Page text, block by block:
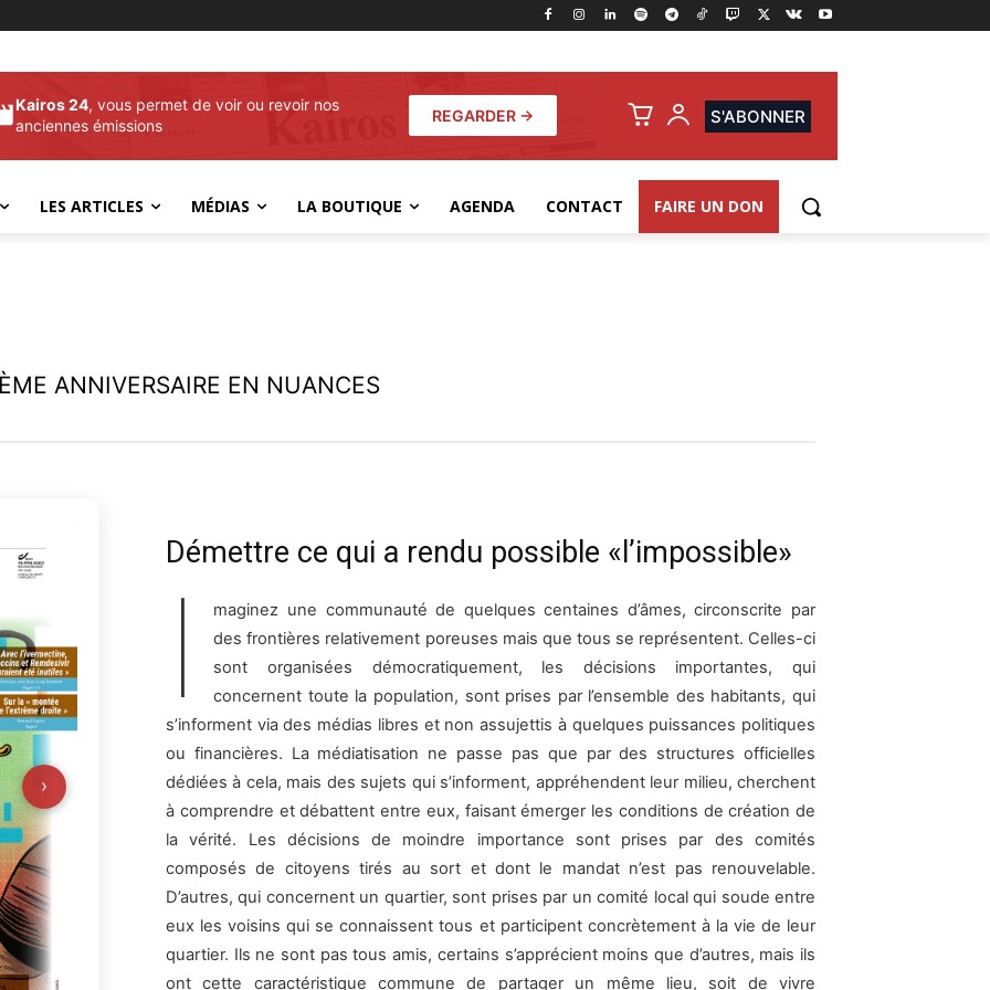
Kairos 24, vous permet de voir ou revoir nos
anciennes émissions
REGARDER → S'ABONNER
LES ARTICLES MÉDIAS LA BOUTIQUE AGENDA CONTACT FAIRE UN DON
ANNIVERSAIRE EN NUANCES
›
Démettre ce qui a rendu possible «l’impossible»
I
maginez une communauté de quelques centaines d’âmes, circonscrite par
des frontières relativement poreuses mais que tous se représentent. Celles-ci
sont organisées démocratiquement, les décisions importantes, qui
concernent toute la population, sont prises par l’ensemble des habitants, qui
s’informent via des médias libres et non assujettis à quelques puissances politiques
ou financières. La médiatisation ne passe pas que par des structures officielles
dédiées à cela, mais des sujets qui s’informent, appréhendent leur milieu, cherchent
à comprendre et débattent entre eux, faisant émerger les conditions de création de
la vérité. Les décisions de moindre importance sont prises par des comités
composés de citoyens tirés au sort et dont le mandat n’est pas renouvelable.
D’autres, qui concernent un quartier, sont prises par un comité local qui soude entre
eux les voisins qui se connaissent tous et participent concrètement à la vie de leur
quartier. Ils ne sont pas tous amis, certains s’apprécient moins que d’autres, mais ils
ont cette caractéristique commune de partager un même lieu, soit de vivre